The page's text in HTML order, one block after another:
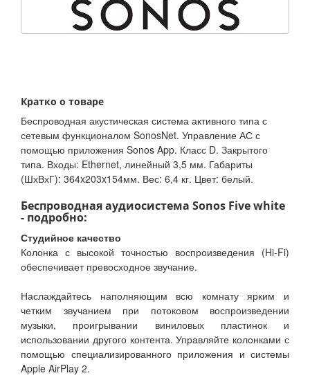
Кратко о товаре
Беспроводная акустическая система активного типа с
сетевым функционалом SonosNet. Управление АС с
помощью приложения Sonos App. Класс D. Закрытого
типа. Входы: Ethernet, линейный 3,5 мм. Габариты
(ШхВхГ): 364x203x154мм. Вес: 6,4 кг. Цвет: белый.
Беспроводная аудиосистема Sonos Five white
- подробно:
Студийное качество
Колонка с высокой точностью воспроизведения (Hi-Fi)
обеспечивает превосходное звучание.
Наслаждайтесь наполняющим всю комнату ярким и
четким звучанием при потоковом воспроизведении
музыки, проигрывании виниловых пластинок и
использовании другого контента. Управляйте колонками с
помощью специализированного приложения и системы
Apple AirPlay 2.